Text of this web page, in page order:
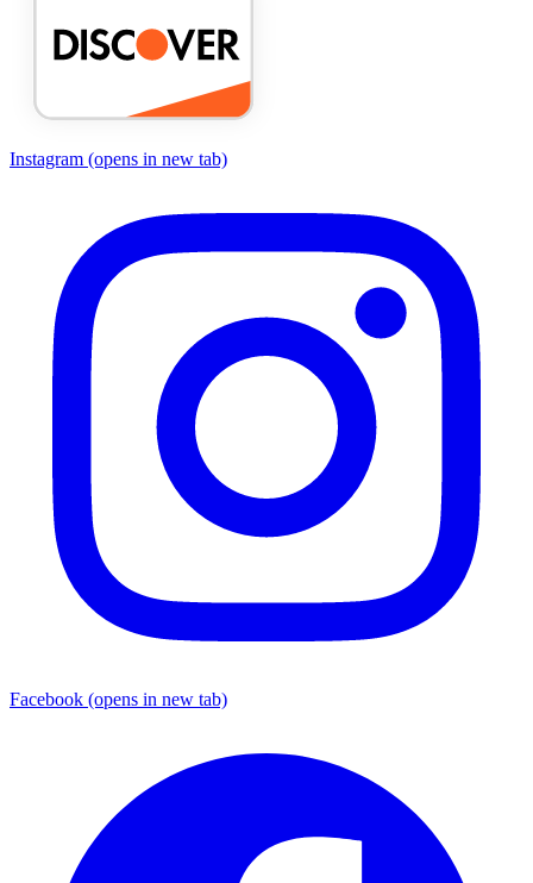
Instagram (opens in new tab)
Facebook (opens in new tab)